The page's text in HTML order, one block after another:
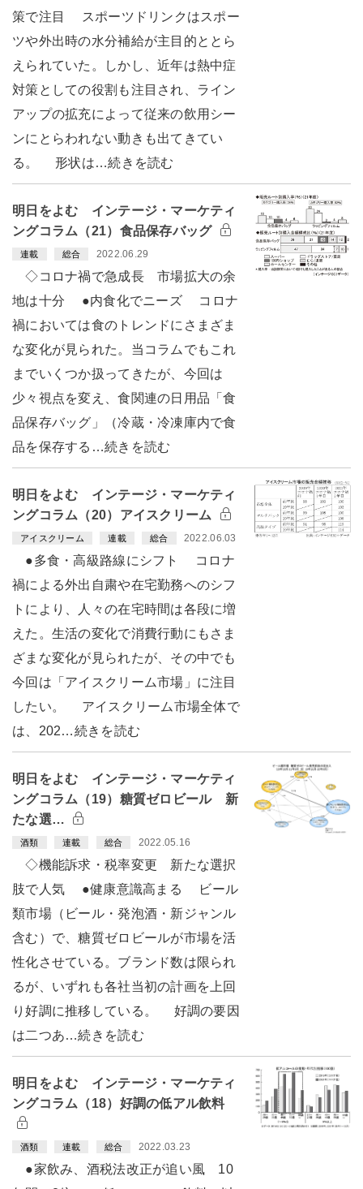
策で注目 スポーツドリンクはスポー
ツや外出時の水分補給が主目的ととら
えられていた。しかし、近年は熱中症
対策としての役割も注目され、ライン
アップの拡充によって従来の飲用シー
ンにとらわれない動きも出てきてい
る。 形状は…続きを読む
明日をよむ インテージ・マーケティ
ングコラム（21）食品保存バッグ
連載 総合 2022.06.29
◇コロナ禍で急成長 市場拡大の余
地は十分 ●内食化でニーズ コロナ
禍においては食のトレンドにさまざま
な変化が見られた。当コラムでもこれ
までいくつか扱ってきたが、今回は
少々視点を変え、食関連の日用品「食
品保存バッグ」（冷蔵・冷凍庫内で食
品を保存する…続きを読む
明日をよむ インテージ・マーケティ
ングコラム（20）アイスクリーム
アイスクリーム 連載 総合 2022.06.03
●多食・高級路線にシフト コロナ
禍による外出自粛や在宅勤務へのシフ
トにより、人々の在宅時間は各段に増
えた。生活の変化で消費行動にもさま
ざまな変化が見られたが、その中でも
今回は「アイスクリーム市場」に注目
したい。 アイスクリーム市場全体で
は、202…続きを読む
明日をよむ インテージ・マーケティ
ングコラム（19）糖質ゼロビール 新
たな選…
酒類 連載 総合 2022.05.16
◇機能訴求・税率変更 新たな選択
肢で人気 ●健康意識高まる ビール
類市場（ビール・発泡酒・新ジャンル
含む）で、糖質ゼロビールが市場を活
性化させている。ブランド数は限られ
るが、いずれも各社当初の計画を上回
り好調に推移している。 好調の要因
は二つあ…続きを読む
明日をよむ インテージ・マーケティ
ングコラム（18）好調の低アル飲料
酒類 連載 総合 2022.03.23
●家飲み、酒税法改正が追い風 10